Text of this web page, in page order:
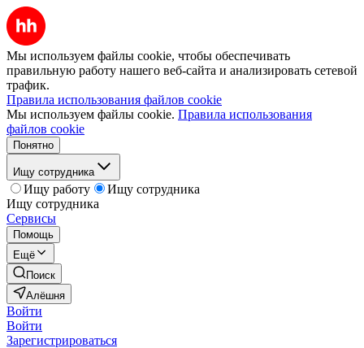
Мы используем файлы cookie, чтобы обеспечивать
правильную работу нашего веб-сайта и анализировать сетевой
трафик.
Правила использования файлов cookie
Мы используем файлы cookie. Правила использования
файлов cookie
Понятно
Ищу сотрудника
Ищу работу
Ищу сотрудника
Ищу сотрудника
Сервисы
Помощь
Ещё
Поиск
Алёшня
Войти
Войти
Зарегистрироваться